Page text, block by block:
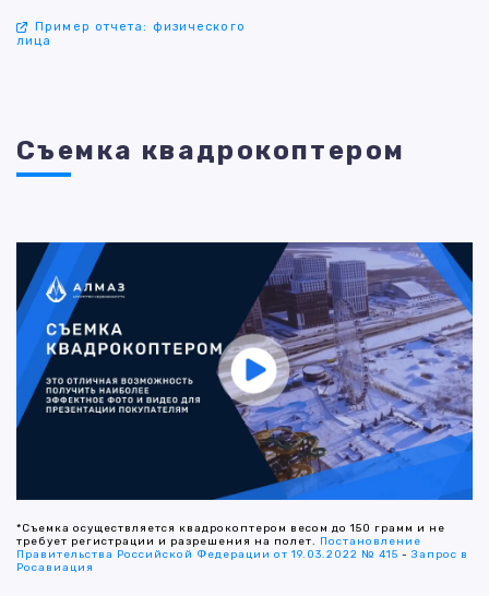
Пример отчета: физического
лица
Съемка квадрокоптером
*Съемка осуществляется квадрокоптером весом до 150 грамм и не
требует регистрации и разрешения на полет. Постановление
Правительства Российской Федерации от 19.03.2022 № 415 -Запрос в
Росавиация